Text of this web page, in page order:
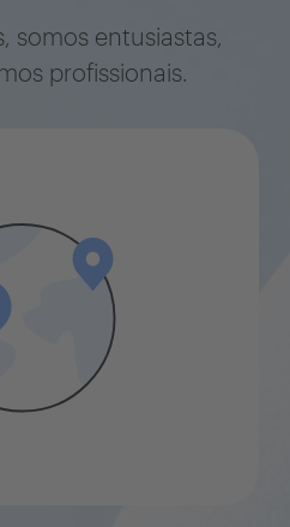
somos entusiastas,
profissionais.